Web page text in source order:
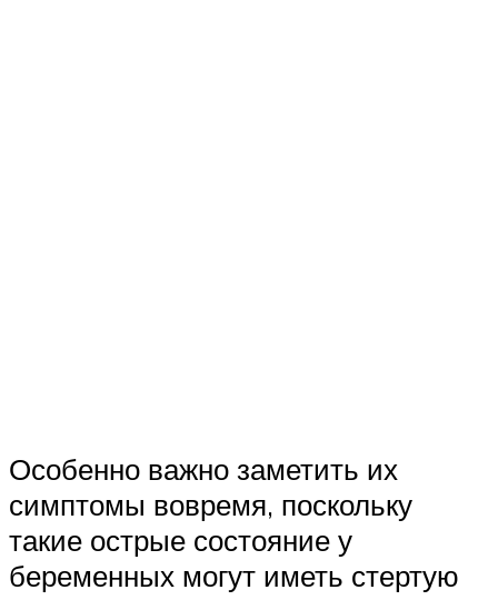
Особенно важно заметить их
симптомы вовремя, поскольку
такие острые состояние у
беременных могут иметь стертую